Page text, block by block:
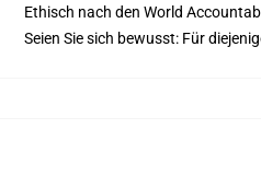
Ethisch nach den World
Seien Sie sich bewusst: Für